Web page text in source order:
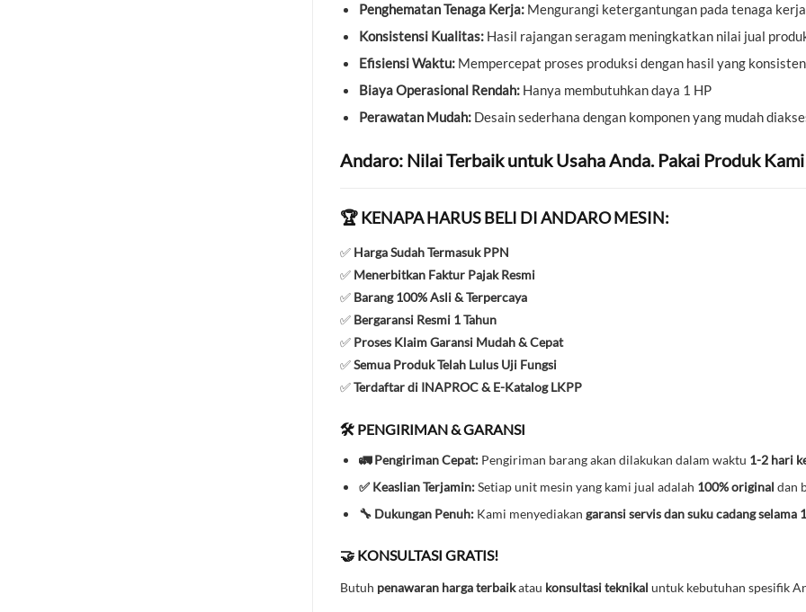
Penghematan Tenaga Kerja:Mengurangi ketergantungan pada tenaga
Konsistensi Kualitas:Hasil rajangan seragam meningkatkan nilai jual
Efisiensi Waktu:Mempercepat proses produksi dengan hasil yang konsisten
Biaya Operasional Rendah:Hanya membutuhkan daya 1 HP
Perawatan Mudah:Desain sederhana dengan komponen yang mudah
Andaro: Nilai Terbaik untuk Usaha Anda. Pakai Produk
🏆 KENAPA HARUS BELI DI ANDARO MESIN:
✅ Harga Sudah Termasuk PPN
✅ Menerbitkan Faktur Pajak Resmi
✅ Barang 100% Asli & Terpercaya
✅ Bergaransi Resmi 1 Tahun
✅ Proses Klaim Garansi Mudah & Cepat
✅Semua Produk Telah Lulus Uji Fungsi
✅Terdaftar di INAPROC & E-Katalog LKPP
🛠️ PENGIRIMAN & GARANSI
🚛 Pengiriman Cepat:Pengiriman barang akan dilakukan dalam waktu 1-2 hari
✅ Keaslian Terjamin:Setiap unit mesin yang kami jual adalah 100% original dan
🔧 Dukungan Penuh:Kami menyediakan garansi servis dan suku cadang selama
🤝 KONSULTASI GRATIS!
Butuh penawaran harga terbaikatau konsultasi teknikal untuk kebutuhan spesifik